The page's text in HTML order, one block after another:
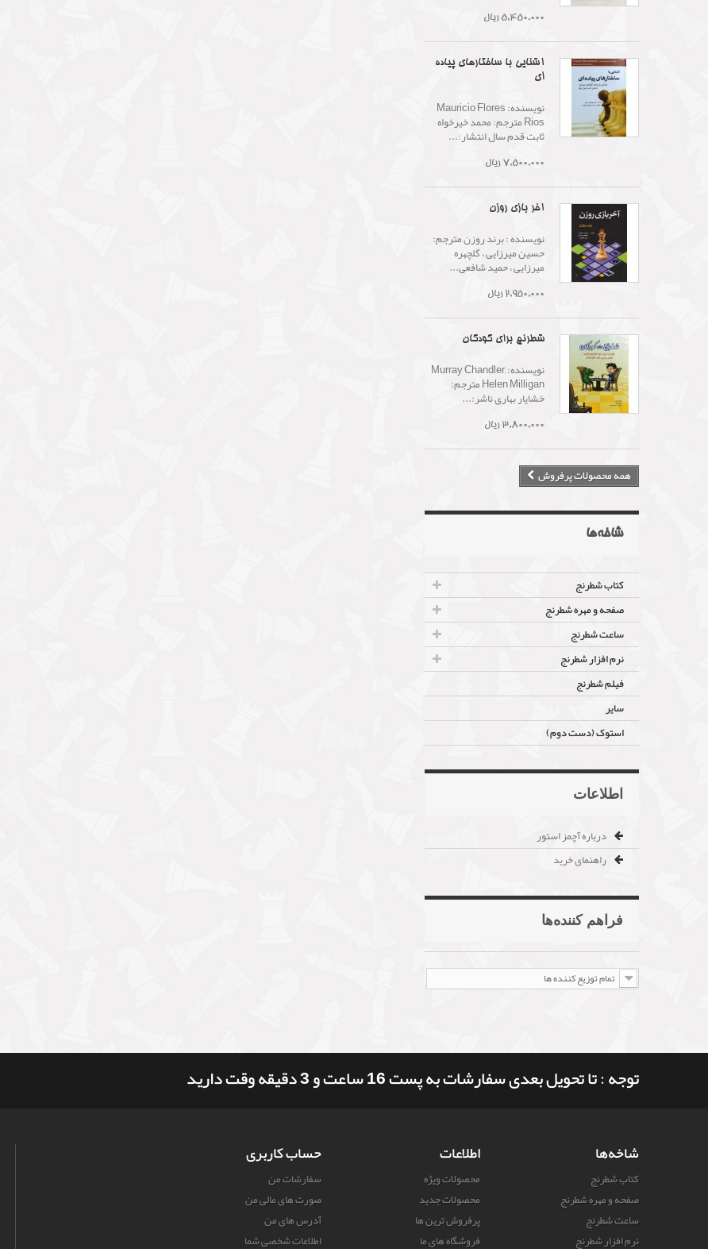
5,450,000 ریال
آشنایی با ساختارهای پیاده
ای
نویسنده: Mauricio Flores
Rios مترجم: محمد خیرخواه
ثابت قدم سال انتشار:...
7,500,000 ریال
آخر بازی روزن
نویسنده : برند روزن مترجم:
حسین میرزایی ، گلچهره
میرزایی ، حمید شافعی...
2,950,000 ریال
شطرنج برای کودکان
نویسنده: Murray Chandler,
Helen Milligan مترجم:
خشایار بهاری ناشر:...
3,800,000 ریال
همه محصولات پرفروش
شاخه‌ها
کتاب شطرنج
صفحه و مهره شطرنج
ساعت شطرنج
نرم افزار شطرنج
فیلم شطرنج
سایر
استوک (دست دوم)
اطلاعات
درباره آچمز استور
راهنمای خرید
فراهم کننده‌ها
تمام توزیع کننده ها
توجه : تا تحویل بعدی سفارشات به پست 16 ساعت و 3 دقیقه وقت دارید
شاخه‌ها
کتاب شطرنج
صفحه و مهره شطرنج
ساعت شطرنج
نرم افزار شطرنج
اطلاعات
محصولات ویژه
محصولات جدید
پرفروش ترین‌ ها
فروشگاه های ما
حساب کاربری
سفارشات من
صورت های مالی من
آدرس های من
اطلاعات شخصی شما